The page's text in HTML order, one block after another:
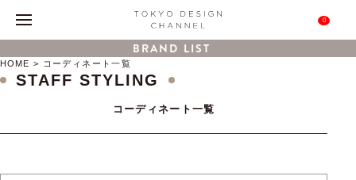
0
BRAND LIST
HOME コーディネート一覧
STAFF STYLING
コーディネート一覧